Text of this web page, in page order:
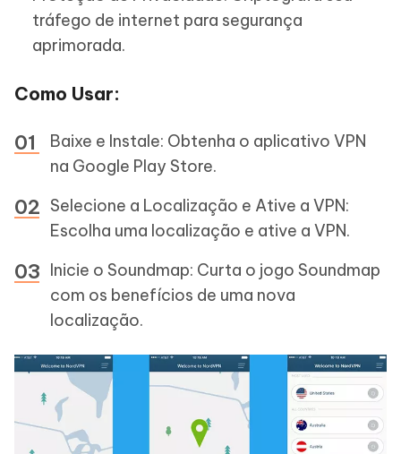
tráfego de internet para segurança
aprimorada.
Como Usar:
Baixe e Instale: Obtenha o aplicativo VPN
na Google Play Store.
Selecione a Localização e Ative a VPN:
Escolha uma localização e ative a VPN.
Inicie o Soundmap: Curta o jogo Soundmap
com os benefícios de uma nova
localização.